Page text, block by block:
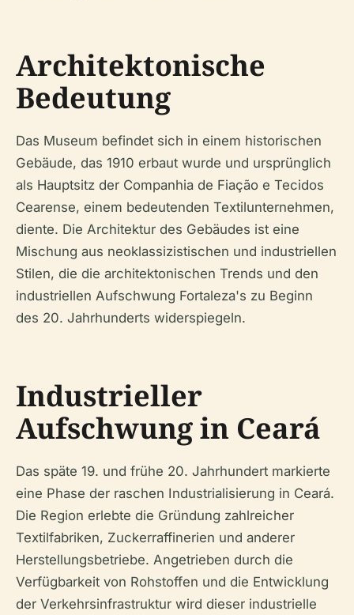
Architektonische
Bedeutung
Das Museum befindet sich in einem historischen
Gebäude, das 1910 erbaut wurde und ursprünglich
als Hauptsitz der Companhia de Fiação e Tecidos
Cearense, einem bedeutenden Textilunternehmen,
diente. Die Architektur des Gebäudes ist eine
Mischung aus neoklassizistischen und industriellen
Stilen, die die architektonischen Trends und den
industriellen Aufschwung Fortaleza's zu Beginn
des 20. Jahrhunderts widerspiegeln.
Industrieller
Aufschwung in Ceará
Das späte 19. und frühe 20. Jahrhundert markierte
eine Phase der raschen Industrialisierung in Ceará.
Die Region erlebte die Gründung zahlreicher
Textilfabriken, Zuckerraffinerien und anderer
Herstellungsbetriebe. Angetrieben durch die
Verfügbarkeit von Rohstoffen und die Entwicklung
der Verkehrsinfrastruktur wird dieser industrielle